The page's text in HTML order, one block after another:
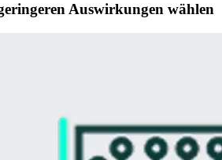
Auswirkungen wählen